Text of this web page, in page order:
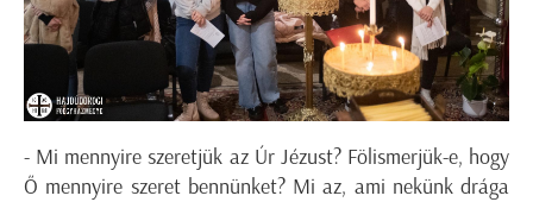
- Mi mennyire szeretjük az Úr Jézust? Fölismerjük-e, hogy
Ő mennyire szeret bennünket? Mi az, ami nekünk drága